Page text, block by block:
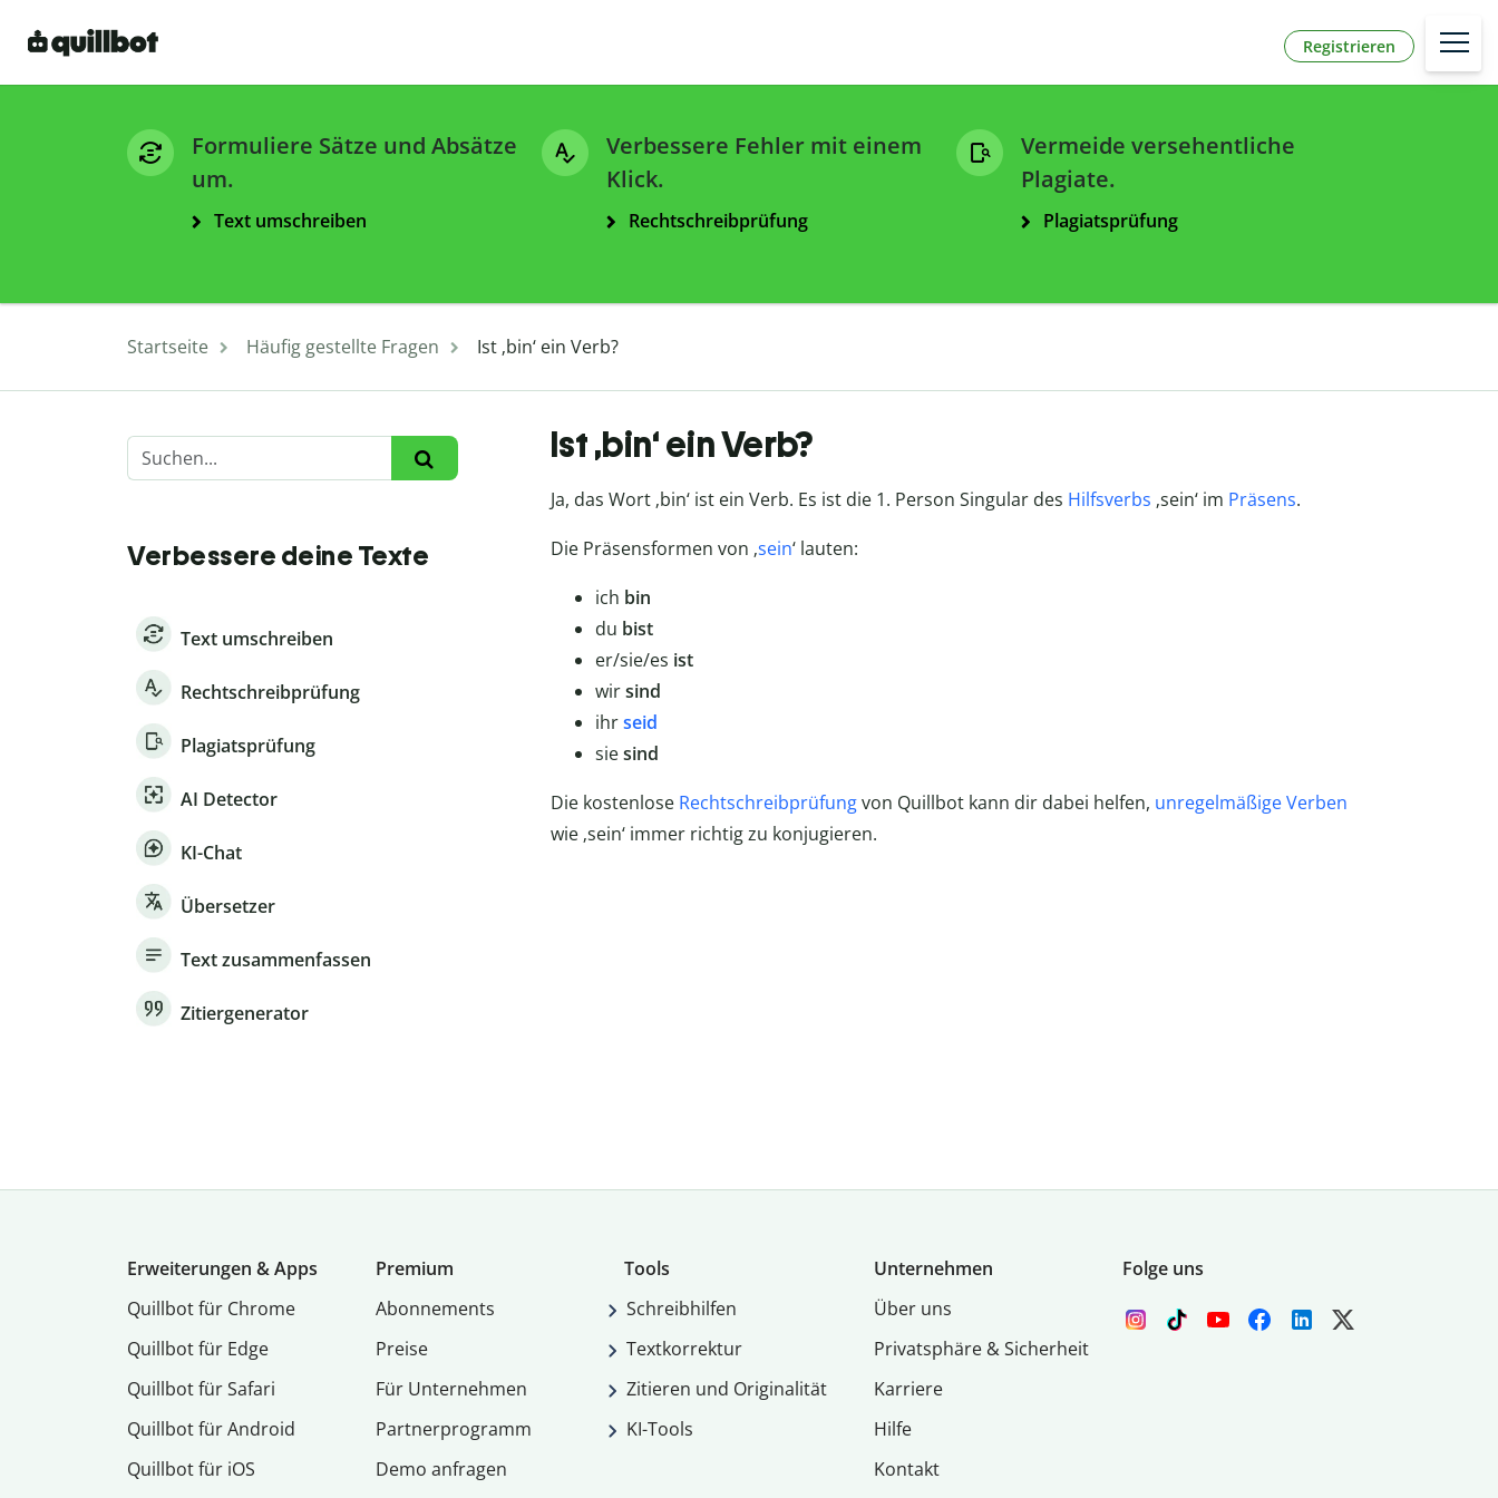
Registrieren
Formuliere Sätze und Absätze
um.
Text umschreiben
Verbessere Fehler mit einem
Klick.
Rechtschreibprüfung
Vermeide versehentliche
Plagiate.
Plagiatsprüfung
Startseite Häufig gestellte Fragen Ist ‚bin‘ ein Verb?
Verbessere deine Texte
Text umschreiben
Rechtschreibprüfung
Plagiatsprüfung
AI Detector
KI-Chat
Übersetzer
Text zusammenfassen
Zitiergenerator
Ist ‚bin‘ ein Verb?
Ja, das Wort ‚bin‘ ist ein Verb. Es ist die 1. Person Singular des Hilfsverbs ‚sein‘ im Präsens.
Die Präsensformen von ‚sein‘ lauten:
ich bin
du bist
er/sie/es ist
wirsind
ihrseid
siesind
Die kostenlose Rechtschreibprüfungvon Quillbot kann dir dabei helfen, unregelmäßige Verben
wie ‚sein‘ immer richtig zu konjugieren.
Erweiterungen & Apps
Quillbot für Chrome
Quillbot für Edge
Quillbot für Safari
Quillbot für Android
Quillbot für iOS
Premium
Abon­ne­ments
Preise
Für Unternehmen
Partnerprogramm
Demo anfragen
Tools
Schreibhilfen
Textkorrektur
Zitieren und Originalität
KI-Tools
Unternehmen
Über uns
Privatsphäre & Sicherheit
Karriere
Hilfe
Kontakt
Folge uns